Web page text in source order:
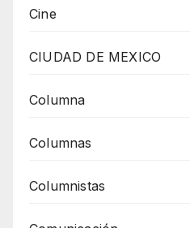
Cine
CIUDAD DE MEXICO
Columna
Columnas
Columnistas